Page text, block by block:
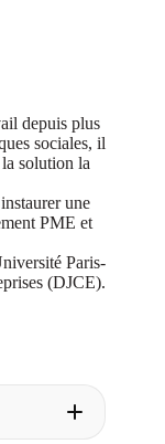
depuis plus
sociales, il
solution la
une
PME et
Paris-
(DJCE).